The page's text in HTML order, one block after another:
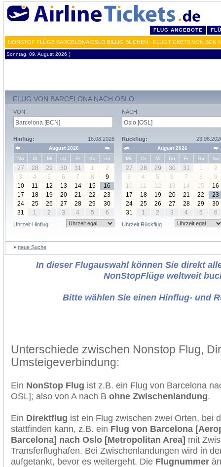
FLUG ANGEBOTE
NONSTOP FLÜGE BARCELONA OSLO BILLIG BUCHEN - FLUGTICKETS VON BCN
Sonntag, 09. August 2026 ¦
FLUG VON BARCELONA NACH OSLO
VON:
Hinflug: 16.08.2026
August 2026
Mo
Di Mi Do Fr Sa So
27 28 29 30 31 1
2
3
4 5 6 7 8
9
10
11 12 13 14 15
16
17
18 19 20 21 22
23
24
25 26 27 28 29
30
31
1 2 3 4 5 6
Uhrzeit Hinflug
NACH:
Rückflug:
August 2026
Mo
Di Mi Do Fr Sa So
27 28 29 30 31 1
2
3
4 5 6 7 8
9
10
11 12 13 14 15
16
17
18 19 20 21 22
23
24
25 26 27 28 29
30
31
1 2 3 4 5 6
Uhrzeit Rückflug
» neue Suche
In dieser Flugauswahl können Sie direkt
NonStopFlüge weltweit
Bitte wählen Sie einen Hinflug- und
Unterschiede zwischen Nonstop Flug,
Umsteigeverbindung:
Ein NonStop Flug ist z.B. ein Flug von Barcelona
OSL]; also von A nach B ohne Zwischenlandung.
Ein Direktflug ist ein Flug zwischen zwei Orten, bei
stattfinden kann, z.B. ein Flug von Barcelona
Barcelona] nach Oslo [Metropolitan Area] mit
Transferflughafen. Bei Zwischenlandungen wird in
aufgetankt, bevor es weitergeht. Die Flugnummer